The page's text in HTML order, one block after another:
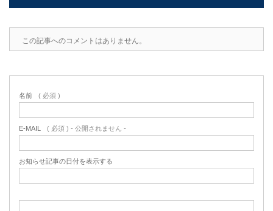
この記事へのコメントはありません。
名前 ( 必須 )
E-MAIL ( 必須 ) - 公開されません -
お知らせ記事の日付を表示する